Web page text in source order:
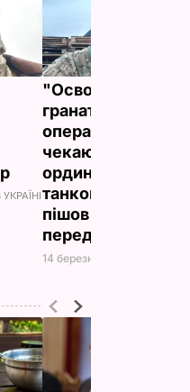
"Освоїв кулемет і
гранатомет, став
оператором NLAW,
чекаю зустрічі з
ординським
танком". Сенцов
пішов воювати на
передову
14 березня, 18.38